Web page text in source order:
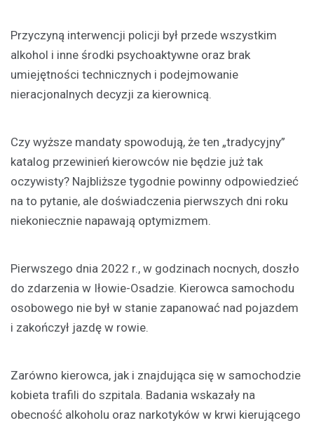
Przyczyną interwencji policji był przede wszystkim
alkohol i inne środki psychoaktywne oraz brak
umiejętności technicznych i podejmowanie
nieracjonalnych decyzji za kierownicą.
Czy wyższe mandaty spowodują, że ten „tradycyjny”
katalog przewinień kierowców nie będzie już tak
oczywisty? Najbliższe tygodnie powinny odpowiedzieć
na to pytanie, ale doświadczenia pierwszych dni roku
niekoniecznie napawają optymizmem.
Pierwszego dnia 2022 r., w godzinach nocnych, doszło
do zdarzenia w Iłowie-Osadzie. Kierowca samochodu
osobowego nie był w stanie zapanować nad pojazdem
i zakończył jazdę w rowie.
Zarówno kierowca, jak i znajdująca się w samochodzie
kobieta trafili do szpitala. Badania wskazały na
obecność alkoholu oraz narkotyków w krwi kierującego